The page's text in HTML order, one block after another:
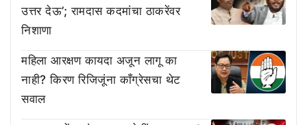
उत्तर देऊ’; रामदास कदमांचा ठाकरेंवर
निशाणा
महिला आरक्षण कायदा अजून लागू का
नाही? किरण रिजिजूंना काँग्रेसचा थेट
सवाल